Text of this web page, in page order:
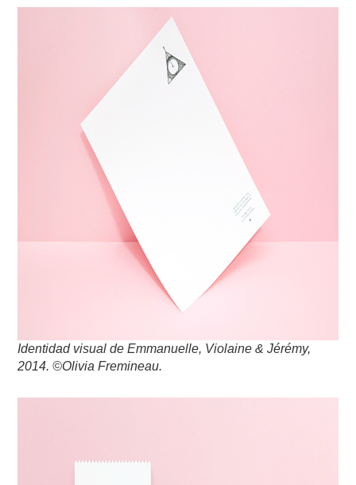
Identidad visual de Emmanuelle, Violaine & Jérémy,
2014. ©Olivia Fremineau.